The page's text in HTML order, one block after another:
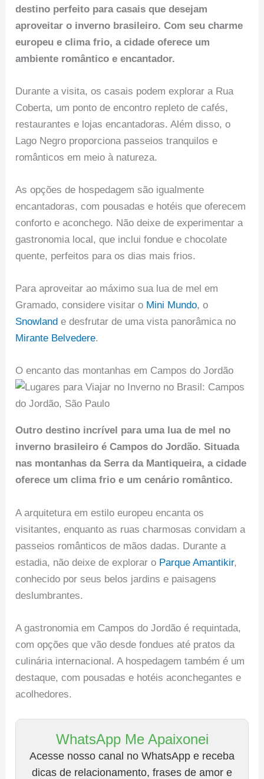
destino perfeito para casais que desejam
aproveitar o inverno brasileiro. Com seu charme
europeu e clima frio, a cidade oferece um
ambiente romântico e encantador.
Durante a visita, os casais podem explorar a Rua
Coberta, um ponto de encontro repleto de cafés,
restaurantes e lojas encantadoras. Além disso, o
Lago Negro proporciona passeios tranquilos e
românticos em meio à natureza.
As opções de hospedagem são igualmente
encantadoras, com pousadas e hotéis que oferecem
conforto e aconchego. Não deixe de experimentar a
gastronomia local, que inclui fondue e chocolate
quente, perfeitos para os dias mais frios.
Para aproveitar ao máximo sua lua de mel em
Gramado, considere visitar o Mini Mundo, o
Snowland e desfrutar de uma vista panorâmica no
Mirante Belvedere.
O encanto das montanhas em Campos do Jordão
Outro destino incrível para uma lua de mel no
inverno brasileiro é Campos do Jordão. Situada
nas montanhas da Serra da Mantiqueira, a cidade
oferece um clima frio e um cenário romântico.
A arquitetura em estilo europeu encanta os
visitantes, enquanto as ruas charmosas convidam a
passeios românticos de mãos dadas. Durante a
estadia, não deixe de explorar o Parque Amantikir,
conhecido por seus belos jardins e paisagens
deslumbrantes.
A gastronomia em Campos do Jordão é requintada,
com opções que vão desde fondues até pratos da
culinária internacional. A hospedagem também é um
destaque, com pousadas e hotéis aconchegantes e
acolhedores.
WhatsApp Me Apaixonei
Acesse nosso canal no WhatsApp e receba
dicas de relacionamento, frases de amor e